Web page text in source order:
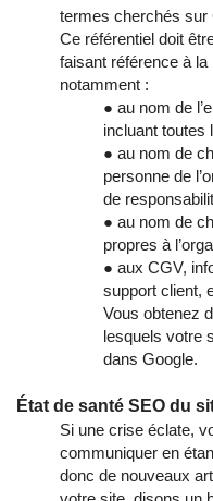
termes cherchés sur
Ce référentiel doit
faisant référence à
notamment :
● au nom de
incluant toutes
● au nom de
personne de
de
● au nom de
propres à
● aux CGV,
support client,
Vous obtenez
lesquels votre
dans Google.
État de santé SEO du
Si une crise éclate,
communiquer en
donc de nouveaux